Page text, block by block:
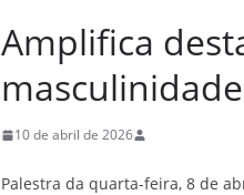
Amplifica
10 de abril de 2026
Palestra da quarta-feira, 8 de